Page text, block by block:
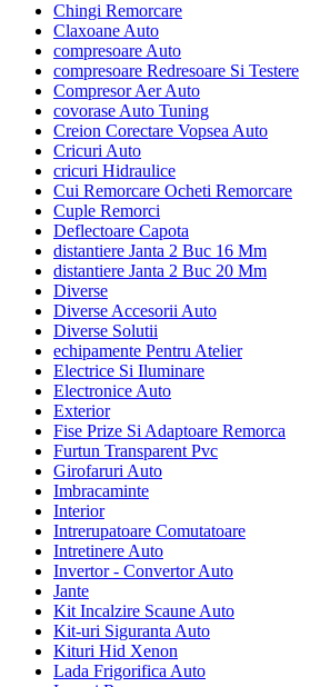
Chingi Remorcare
Claxoane Auto
compresoare Auto
compresoare Redresoare Si Testere
Compresor Aer Auto
covorase Auto Tuning
Creion Corectare Vopsea Auto
Cricuri Auto
cricuri Hidraulice
Cui Remorcare Ocheti Remorcare
Cuple Remorci
Deflectoare Capota
distantiere Janta 2 Buc 16 Mm
distantiere Janta 2 Buc 20 Mm
Diverse
Diverse Accesorii Auto
Diverse Solutii
echipamente Pentru Atelier
Electrice Si Iluminare
Electronice Auto
Exterior
Fise Prize Si Adaptoare Remorca
Furtun Transparent Pvc
Girofaruri Auto
Imbracaminte
Interior
Intrerupatoare Comutatoare
Intretinere Auto
Invertor - Convertor Auto
Jante
Kit Incalzire Scaune Auto
Kit-uri Siguranta Auto
Kituri Hid Xenon
Lada Frigorifica Auto